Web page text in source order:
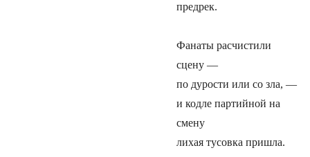
предрек.
Фанаты расчистили
сцену —
по дурости или со зла, —
и кодле партийной на
смену
лихая тусовка пришла.